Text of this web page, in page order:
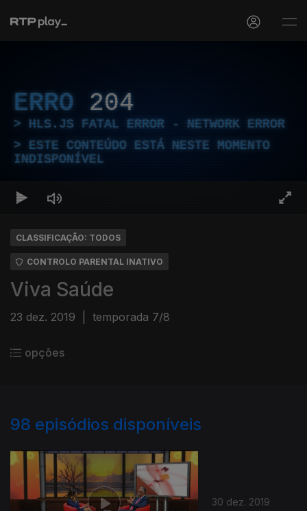
ERRO 204
HLS.JS FATAL ERROR - NETWORK ERROR
ESTE CONTEÚDO ESTÁ NESTE MOMENTO
INDISPONÍVEL
CLASSIFICAÇÃO: TODOS
CONTROLO PARENTAL INATIVO
Viva Saúde
23 dez. 2019 temporada 7/8
opções
98 episódios disponíveis
30 dez. 2019